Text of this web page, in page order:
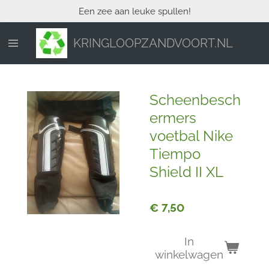
direct
naar
hoofdinhoud
KRINGLOOPZANDVOORT.NL
Een zee aan leuke spullen!
Scheenbesch
ermers
voetbal Nike
Tiempo
Shield II XL
€ 7,50
In
winkelwagen